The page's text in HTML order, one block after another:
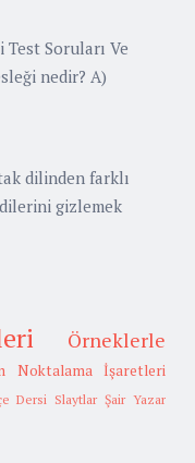
Soruları Ve
nedir? A)
dilinden farklı
gizlemek
Örneklerle
Noktalama İşaretleri
Dersi Slaytlar Şair Yazar